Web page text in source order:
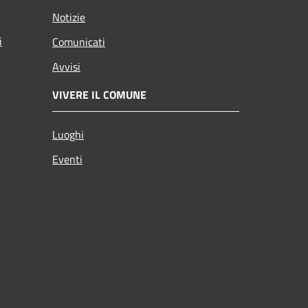
Notizie
Comunicati
Avvisi
VIVERE IL COMUNE
Luoghi
Eventi